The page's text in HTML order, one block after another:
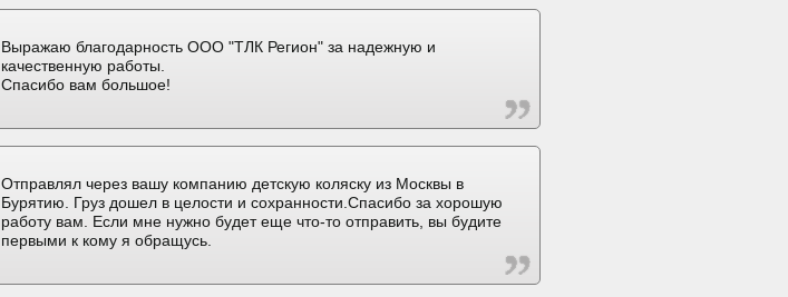
Выражаю благодарность ООО "ТЛК Регион" за надежную и
качественную работы.
Спасибо вам большое!
Отправлял через вашу компанию детскую коляску из Москвы в
Бурятию. Груз дошел в целости и сохранности.Спасибо за хорошую
работу вам. Если мне нужно будет еще что-то отправить, вы будите
первыми к кому я обращусь.